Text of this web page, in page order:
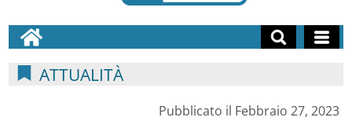
ATTUALITÀ
Pubblicato il Febbraio 27, 2023